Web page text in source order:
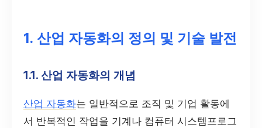
1. 산업 자동화의 정의 및 기술 발전
1.1. 산업 자동화의 개념
산업 자동화는 일반적으로 조직 및 기업 활동에
서 반복적인 작업을 기계나 컴퓨터 시스템프로그